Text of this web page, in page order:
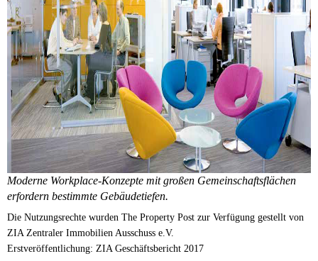
Moderne Workplace-Konzepte mit großen Gemeinschaftsflächen
erfordern bestimmte Gebäudetiefen.
Die Nutzungsrechte wurden The Property Post zur Verfügung gestellt von
ZIA Zentraler Immobilien Ausschuss e.V.
Erstveröffentlichung: ZIA Geschäftsbericht 2017